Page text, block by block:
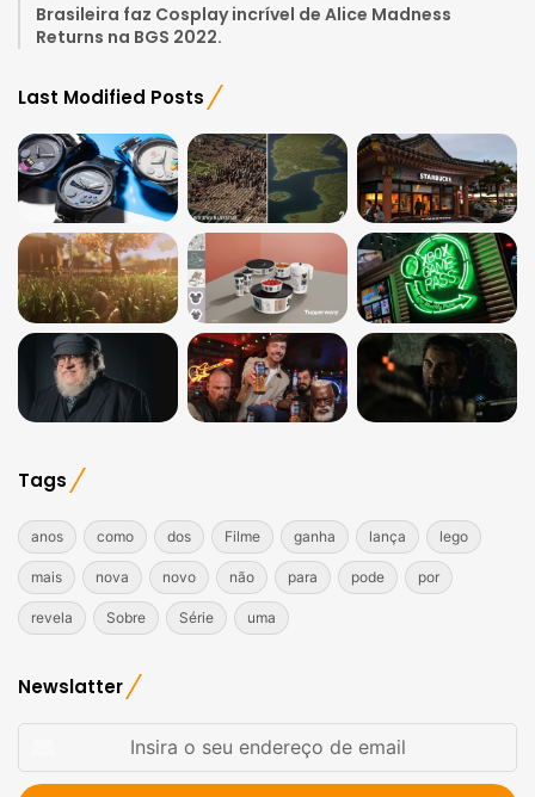
Brasileira faz Cosplay incrível de Alice Madness
Returns na BGS 2022.
Last Modified Posts
Tags
anos como dos Filme ganha lança lego
mais nova novo não para pode por
revela Sobre Série uma
Newslatter
seu